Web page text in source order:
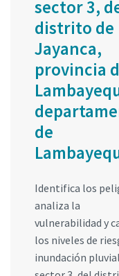
sector 3,
distrito de
Jayanca,
provincia
de
Identifica los
analiza la
vulnerabilidad y
los niveles de
inundación